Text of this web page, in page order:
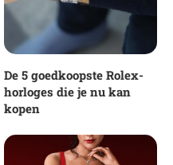
De 5 goedkoopste Rolex-
horloges die je nu kan
kopen